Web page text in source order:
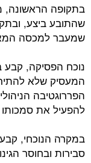
בתקופה הראשונה,
שהתובע ביצע,
שמעבר למכסה
נוכח הפסיקה, קבע
המעסיק שלא
הפררוגטיבה
להפעיל את סמכותו
במקרה הנוכחי,
סבירות ובחוסר